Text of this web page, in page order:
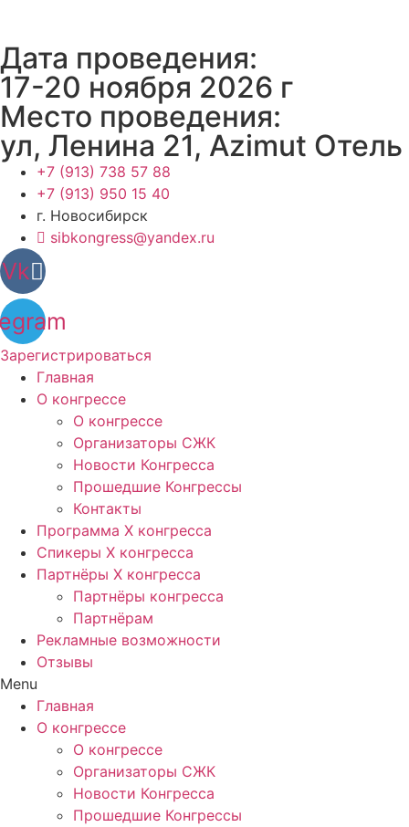
содержимому
Дата проведения:
17-20 ноября 2026 г
Место проведения:
ул, Ленина 21, Azimut Отель
‎+7 (913) 738 57 88
+7 (913) 950 15 40
г. Новосибирск
sibkongress@yandex.ru
Vk
Зарегистрироваться
Главная
О конгрессе
О конгрессе
Организаторы СЖК
Новости Конгресса
Прошедшие Конгрессы
Контакты
Программа Х конгресса
Спикеры X конгресса
Партнёры X конгресса
Партнёры конгресса
Партнёрам
Рекламные возможности
Отзывы
Menu
Главная
О конгрессе
О конгрессе
Организаторы СЖК
Новости Конгресса
Прошедшие Конгрессы